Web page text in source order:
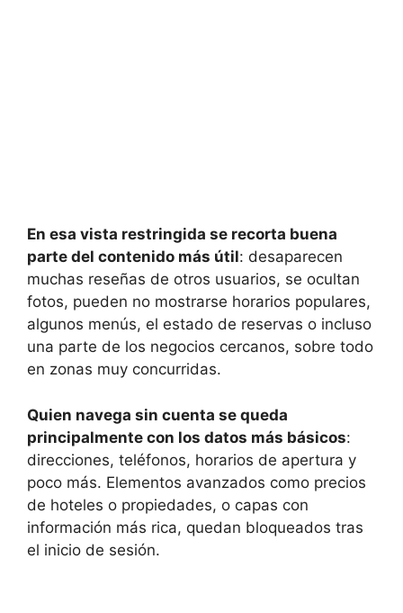
En esa vista restringida se recorta buena
parte del contenido más útil: desaparecen
muchas reseñas de otros usuarios, se ocultan
fotos, pueden no mostrarse horarios populares,
algunos menús, el estado de reservas o incluso
una parte de los negocios cercanos, sobre todo
en zonas muy concurridas.
Quien navega sin cuenta se queda
principalmente con los datos más básicos:
direcciones, teléfonos, horarios de apertura y
poco más. Elementos avanzados como precios
de hoteles o propiedades, o capas con
información más rica, quedan bloqueados tras
el inicio de sesión.